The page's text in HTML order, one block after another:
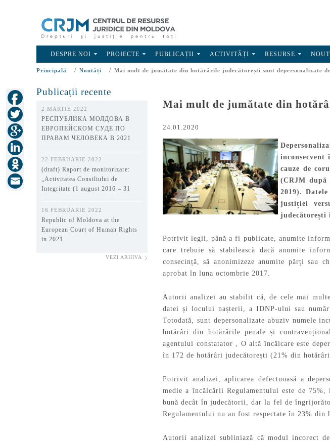
DESPRE NOI PROIECTE PUBLICAȚII ACTIVITĂȚI RESURSE
Principală / Noutăți / Mai mult de jumătate din hotărârile judecătorești sunt depersonalizate
Publicații recente
2 MARTIE 2022
РЕСПУБЛИКА МОЛДОВА В
ЕВРОПЕЙСКОМ СУДЕ ПО
ПРАВАМ ЧЕЛОВЕКА В 2021
22 FEBRUARIE 2022
(draft) Raport de monitorizare:
„Activitatea Consiliului de
Integritate (1 august 2016 – 31
16 FEBRUARIE 2022
Republic of Moldova at the
European Court of Human Rights
in 2021
VEZI ARHIVA
Mai mult de jumătate din
24.01.2020
cauze de
(CRJM
2019).
justiției
judecătorești
Potrivit legii, până a fi publicate, anumite
care trebuie să stabilească dacă anumite
consecință, să anonimizeze anumite părți sau
aprobat în luna octombrie 2017.
Autorii analizei au stabilit că, de cele mai
datei și locului nașterii, a IDNP-ului sau
Totodată, sunt depersonalizate abuziv numele
hotărâri din hotărârile penale și
agentului constatator , O altă încălcare este
în 172 de hotărâri judecătorești (21% din
Potrivit analizei, aplicarea defectuoasă a
medie a încălcării Regulamentului este de
bună decât în judecătorii, dar la fel de
Regulamentului nu au fost respectate în 23% din
Autorii analizei subliniază că modul incorect